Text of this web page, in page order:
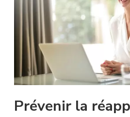
Prévenir la